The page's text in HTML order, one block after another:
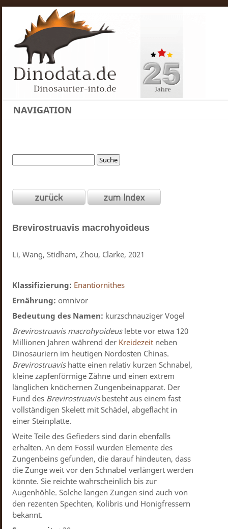
NAVIGATION
Brevirostruavis macrohyoideus
Li, Wang, Stidham, Zhou, Clarke, 2021
Klassifizierung: Enantiornithes
Ernährung: omnivor
Bedeutung des Namen: kurzschnauziger Vogel
Brevirostruavis macrohyoideuslebte vor etwa 120
Millionen Jahren während der Kreidezeit neben
Dinosauriern im heutigen Nordosten Chinas.
Brevirostruavishatte einen relativ kurzen Schnabel,
kleine zapfenförmige Zähne und einen extrem
länglichen knöchernen Zungenbeinapparat. Der
Fund des Brevirostruavisbesteht aus einem fast
vollständigen Skelett mit Schädel, abgeflacht in
einer Steinplatte.
Weite Teile des Gefieders sind darin ebenfalls
erhalten. An dem Fossil wurden Elemente des
Zungenbeins gefunden, die darauf hindeuten, dass
die Zunge weit vor den Schnabel verlängert werden
könnte. Sie reichte wahrscheinlich bis zur
Augenhöhle. Solche langen Zungen sind auch von
den rezenten Spechten, Kolibris und Honigfressern
bekannt.